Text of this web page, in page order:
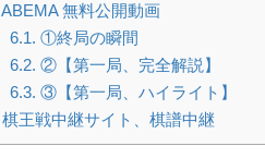
ABEMA 無料公開動画
6.1. ①終局の瞬間
6.2. ②【第一局、完全解説】
6.3. ③【第一局、ハイライト】
棋王戦中継サイト、棋譜中継